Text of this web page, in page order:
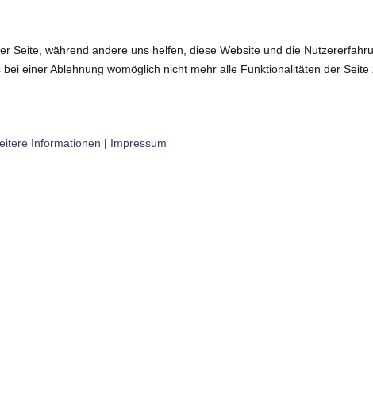
Seite, während andere uns helfen, diese Website und die
einer Ablehnung womöglich nicht mehr alle Funktionalitäten der Seite
Informationen | Impressum